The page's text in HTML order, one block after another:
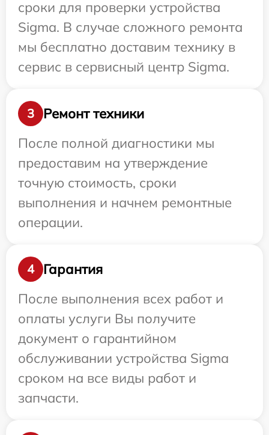
сроки для проверки устройства
Sigma. В случае сложного ремонта
мы бесплатно доставим технику в
сервис в сервисный центр Sigma.
3
Ремонт техники
После полной диагностики мы
предоставим на утверждение
точную стоимость, сроки
выполнения и начнем ремонтные
операции.
4
Гарантия
После выполнения всех работ и
оплаты услуги Вы получите
документ о гарантийном
обслуживании устройства Sigma
сроком на все виды работ и
запчасти.